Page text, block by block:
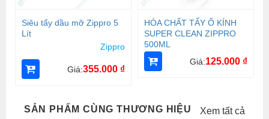
Siêu tẩy dầu mỡ Zippro 5
Lít
Zippro
Giá:355.000 ₫
HÓA CHẤT TẨY Ố KÍNH
SUPER CLEAN ZIPPRO
500ML
Giá:125.000 ₫
SẢN PHẨM CÙNG THƯƠNG HIỆU Xem tất cả